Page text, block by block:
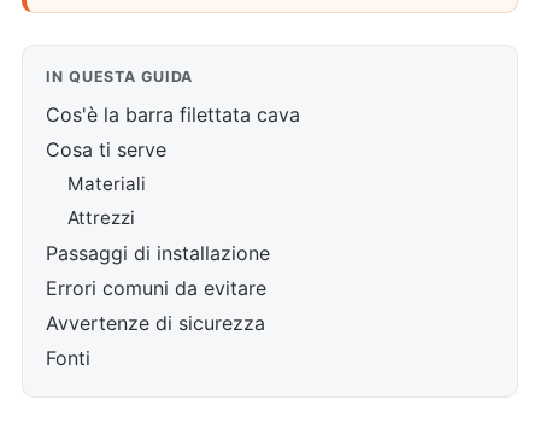
IN QUESTA GUIDA
Cos'è la barra filettata cava
Cosa ti serve
Materiali
Attrezzi
Passaggi di installazione
Errori comuni da evitare
Avvertenze di sicurezza
Fonti